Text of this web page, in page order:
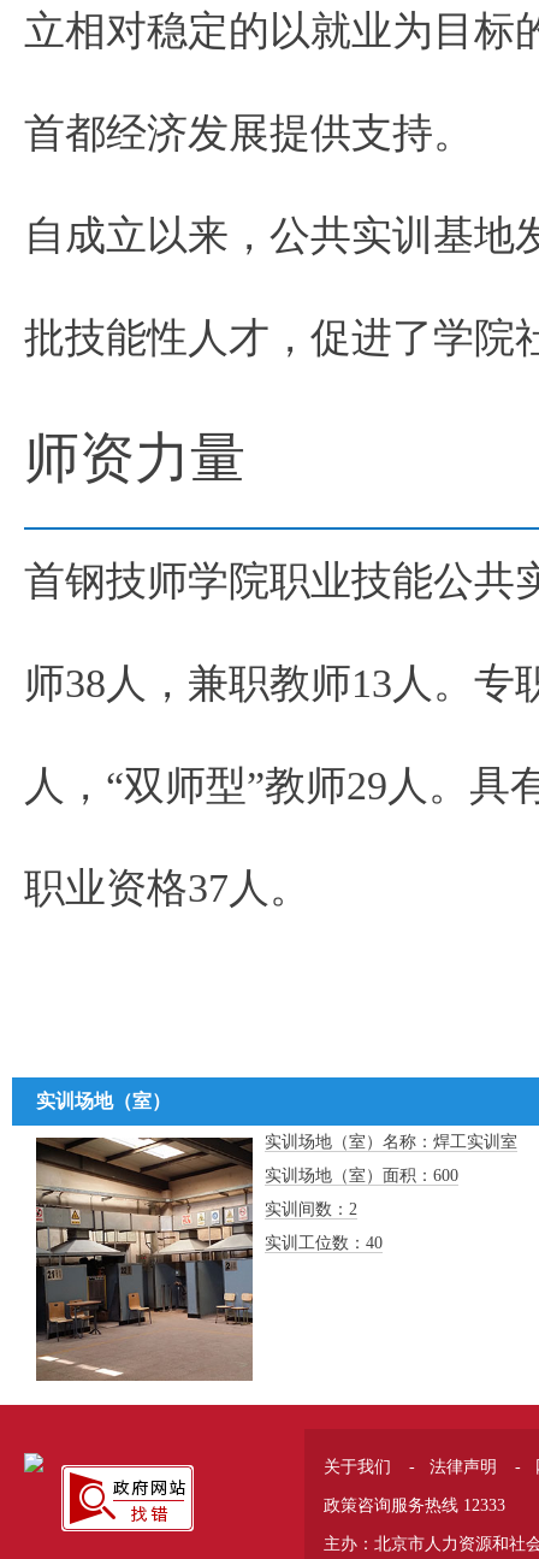
立相对稳定的以就业为目标
首都经济发展提供支持。
自成立以来，公共实训基地
批技能性人才，促进了学院
师资力量
首钢技师学院职业技能公共
师38人，兼职教师13人。专
人，“双师型”教师29人。
职业资格37人。
实训场地（室）
实训场地（室）名称：焊工实训室
实训场地（室）面积：600
实训间数：2
实训工位数：40
关于我们 - 法律声明 -
政策咨询服务热线 12333
主办：北京市人力资源和社